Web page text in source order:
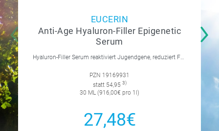
EUCERIN
Anti-Age Hyaluron-Filler Epigenetic
Serum
Hyaluron-Filler Serum reaktiviert Jugendgene, reduziert Falten und feine Linien, spendet intensive Feuchtigkeit und strafft die Gesichtskonturen.
PZN 19169931
statt 54,95 3)
30 ML (916,00€ pro 1l)
27,48€